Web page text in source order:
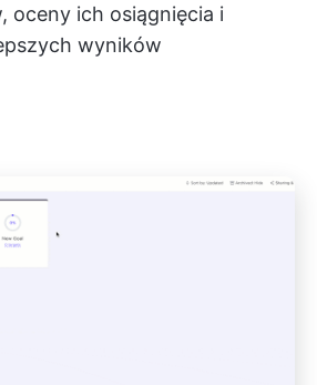
oceny ich osiągnięcia i
wyników